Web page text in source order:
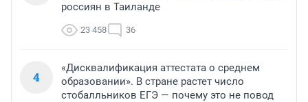
россиян в Таиланде
23 458 36
4
«Дисквалификация аттестата о среднем
образовании». В стране растет число
стобалльников ЕГЭ — почему это не повод